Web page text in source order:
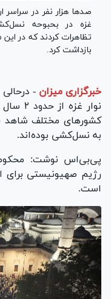
صد‌ها هزار نفر در سراسر
غزه در بحبوحه
بازداشت کرد.
خبرگزاری میزان -
نوار
کشور‌های مختلف شاهد
به نسل‌کشی بوده‌اند.
پی‌بی‌اس نوشت:
رژیم صهیونیستی برای
است.